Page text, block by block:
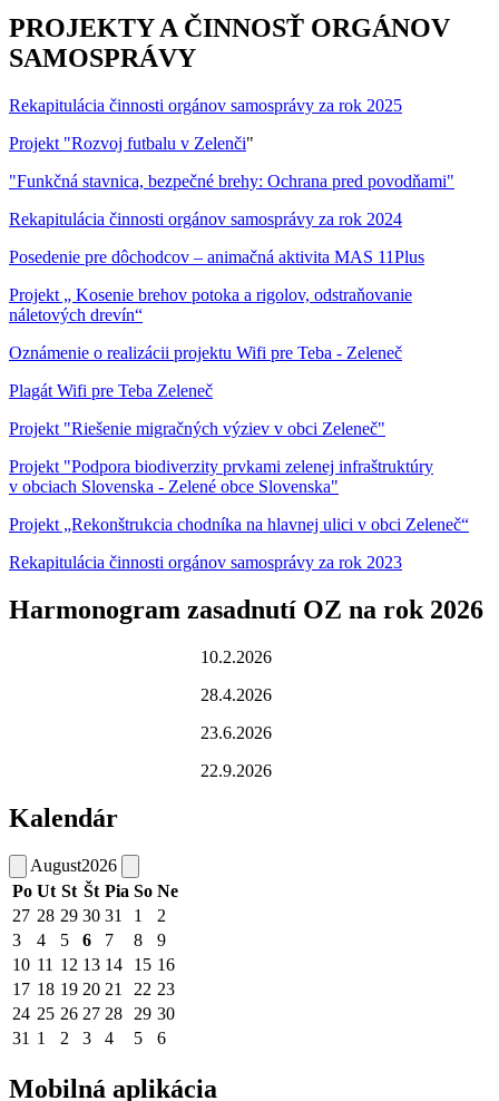
PROJEKTY A ČINNOSŤ ORGÁNOV
SAMOSPRÁVY
Rekapitulácia činnosti orgánov samosprávy za rok 2025
Projekt "Rozvoj futbalu v Zelenči"
"Funkčná stavnica, bezpečné brehy: Ochrana pred povodňami"
Rekapitulácia činnosti orgánov samosprávy za rok 2024
Posedenie pre dôchodcov – animačná aktivita MAS 11Plus
Projekt „ Kosenie brehov potoka a rigolov, odstraňovanie
náletových drevín“
Oznámenie o realizácii projektu Wifi pre Teba - Zeleneč
Plagát Wifi pre Teba Zeleneč
Projekt "Riešenie migračných výziev v obci Zeleneč"
Projekt "Podpora biodiverzity prvkami zelenej infraštruktúry
v obciach Slovenska - Zelené obce Slovenska"
Projekt „Rekonštrukcia chodníka na hlavnej ulici v obci Zeleneč“
Rekapitulácia činnosti orgánov samosprávy za rok 2023
Harmonogram zasadnutí OZ na rok 2026
10.2.2026
28.4.2026
23.6.2026
22.9.2026
Kalendár
August2026
Po Ut St Št Pia So Ne
27 28 29 30 31 1
2
3
4 5 6 7 8
9
10 11 12 13 14 15 16
17 18 19 20 21 22 23
24 25 26 27 28 29 30
31 1 2 3 4 5 6
Mobilná aplikácia